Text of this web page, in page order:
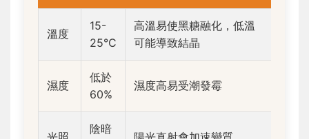
溫度
15-
25°C
高溫易使黑糖融化，低溫
可能導致結晶
濕度
低於
60%
濕度高易受潮發霉
陰暗